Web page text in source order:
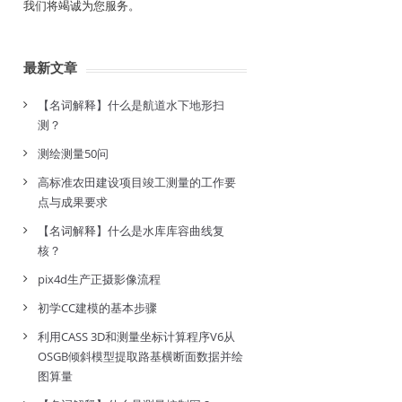
我们将竭诚为您服务。
最新文章
【名词解释】什么是航道水下地形扫
测？
测绘测量50问
高标准农田建设项目竣工测量的工作要
点与成果要求
【名词解释】什么是水库库容曲线复
核？
pix4d生产正摄影像流程
初学CC建模的基本步骤
利用CASS 3D和测量坐标计算程序V6从
OSGB倾斜模型提取路基横断面数据并绘
图算量